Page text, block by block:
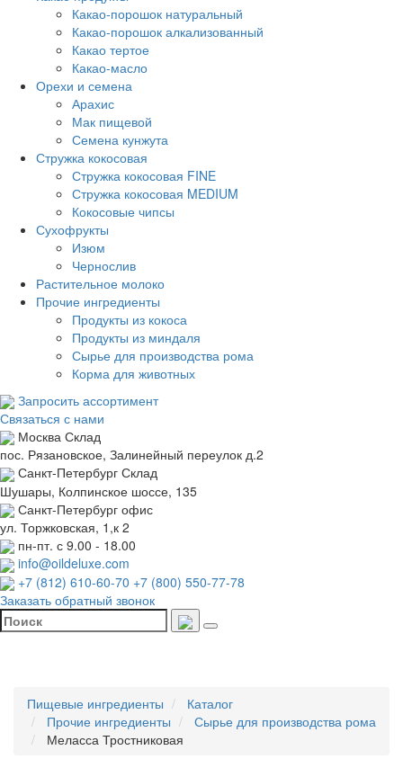
Какао-порошок натуральный
Какао-порошок алкализованный
Какао тертое
Какао-масло
Орехи и семена
Арахис
Мак пищевой
Семена кунжута
Стружка кокосовая
Стружка кокосовая FINE
Стружка кокосовая MEDIUM
Кокосовые чипсы
Сухофрукты
Изюм
Чернослив
Растительное молоко
Прочие ингредиенты
Продукты из кокоса
Продукты из миндаля
Сырье для производства рома
Корма для животных
Запросить ассортимент
Связаться с нами
Москва Склад
пос. Рязановское, Залинейный переулок д.2
Санкт-Петербург Склад
Шушары, Колпинское шоссе, 135
Санкт-Петербург офис
ул. Торжковская, 1,к 2
пн-пт. с 9.00 - 18.00
info@oildeluxe.com
+7 (812) 610-60-70 +7 (800) 550-77-78
Заказать обратный звонок
Пищевые ингредиенты
Каталог
Прочие ингредиенты
Сырье для производства рома
Меласса Тростниковая